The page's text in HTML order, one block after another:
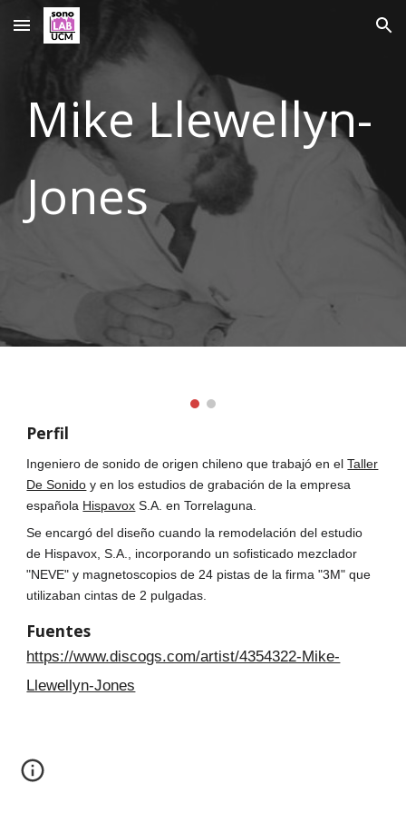
Skip to main content Skip to navigation
Mike Llewellyn-
Jones
Perfil
Ingeniero de sonido de origen chileno que trabajó en elTaller
De Sonido y en los estudios de grabación de la empresa
española Hispavox S.A. en Torrelaguna.
Se encargó del diseño cuando la remodelación del estudio
de Hispavox, S.A., incorporando un sofisticado mezclador
"NEVE" y magnetoscopios de 24 pistas de la firma "3M" que
utilizaban cintas de 2 pulgadas.
Fuentes
https://www.discogs.com/artist/4354322-Mike-
Llewellyn-Jones